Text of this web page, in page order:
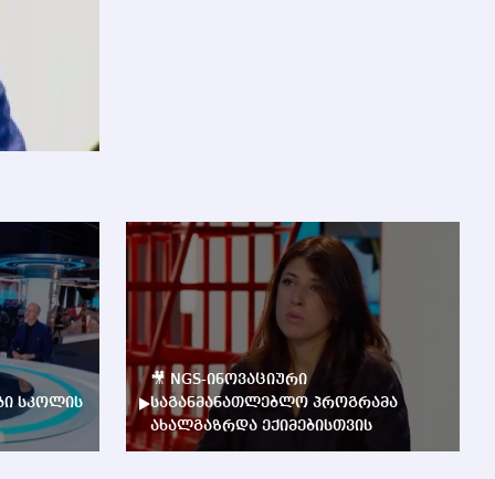
სკოლის
🎥 NGS-ინოვაციური
საგანმანათლებლო პროგრამა
ახალგაზრდა ექიმებისთვის